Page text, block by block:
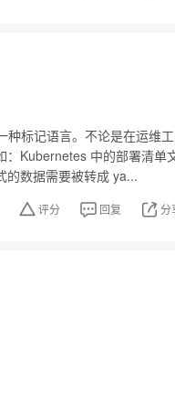
种标记语言。不论是在运维工
：Kubernetes 中的部署清单
的数据需要被转成 ya...
评分 回复 分